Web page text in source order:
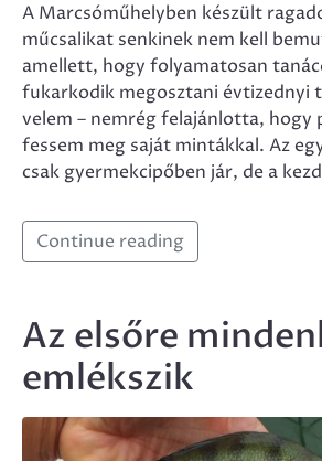
A Marcsóműhelyben készült
műcsalikat senkinek nem kell
amellett, hogy folyamatosan
fukarkodik megosztani évtizednyi
velem – nemrég felajánlotta, hogy
fessem meg saját mintákkal. Az
csak gyermekcipőben jár, de a
Continue reading
Az elsőre
emlékszik